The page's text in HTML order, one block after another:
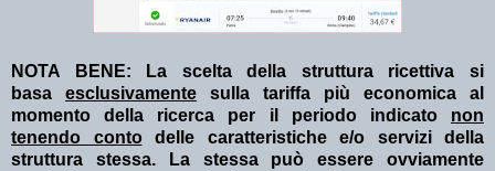
NOTA BENE: La scelta della struttura ricettiva si
basa esclusivamente sulla tariffa più economica al
momento della ricerca per il periodo indicato non
tenendo contodelle caratteristiche e/o servizi della
struttura stessa. La stessa può essere ovviamente